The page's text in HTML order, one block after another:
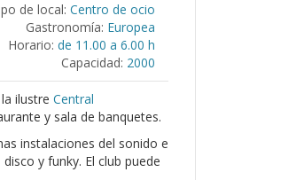
de local: Centro de ocio
Gastronomía: Europea
Horario: de 11.00 a 6.00 h
Capacidad: 2000
ilustre Central
y sala de banquetes.
instalaciones del sonido e
y funky. El club puede